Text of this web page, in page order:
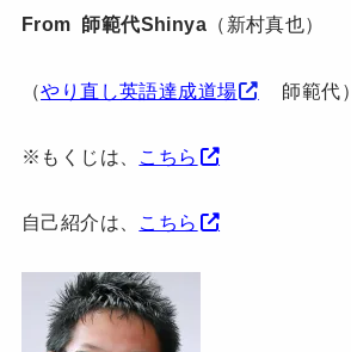
From 師範代Shinya （新村真也）
（やり直し英語達成道場 師範代）
※もくじは、 こちら
自己紹介は、 こちら